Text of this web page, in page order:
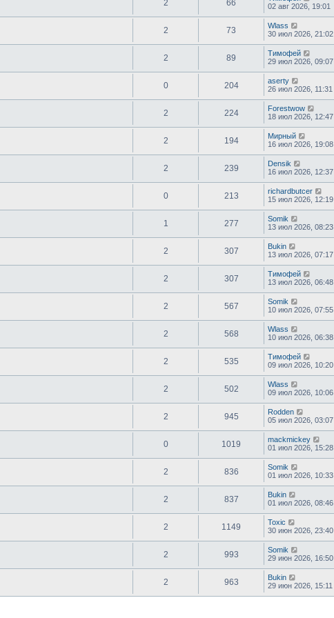
2 66
02 авг 2026, 19:01
2 73
Wlass
30 июл 2026, 21:02
2 89
Тимофей
29 июл 2026, 09:07
0 204
aserty
26 июл 2026, 11:31
2 224
Forestwow
18 июл 2026, 12:47
2 194
Мирный
16 июл 2026, 19:08
2 239
Densik
16 июл 2026, 12:37
0 213
richardbutcer
15 июл 2026, 12:19
1 277
Somik
13 июл 2026, 08:23
2 307
Bukin
13 июл 2026, 07:17
2 307
Тимофей
13 июл 2026, 06:48
2 567
Somik
10 июл 2026, 07:55
2 568
Wlass
10 июл 2026, 06:38
2 535
Тимофей
09 июл 2026, 10:20
2 502
Wlass
09 июл 2026, 10:06
2 945
Rodden
05 июл 2026, 03:07
0 1019
mackmickey
01 июл 2026, 15:28
2 836
Somik
01 июл 2026, 10:33
2 837
Bukin
01 июл 2026, 08:46
2 1149
Toxic
30 июн 2026, 23:40
2 993
Somik
29 июн 2026, 16:50
2 963
Bukin
29 июн 2026, 15:11